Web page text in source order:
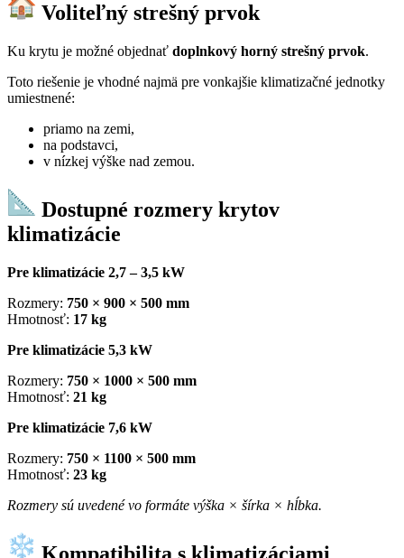
Voliteľný strešný prvok
Ku krytu je možné objednať doplnkový horný strešný prvok.
Toto riešenie je vhodné najmä pre vonkajšie klimatizačné jednotky
umiestnené:
priamo na zemi,
na podstavci,
v nízkej výške nad zemou.
Dostupné rozmery krytov
klimatizácie
Pre klimatizácie 2,7 – 3,5 kW
Rozmery: 750 × 900 × 500 mm
Hmotnosť: 17 kg
Pre klimatizácie 5,3 kW
Rozmery: 750 × 1000 × 500 mm
Hmotnosť: 21 kg
Pre klimatizácie 7,6 kW
Rozmery: 750 × 1100 × 500 mm
Hmotnosť: 23 kg
Rozmery sú uvedené vo formáte výška × šírka × hĺbka.